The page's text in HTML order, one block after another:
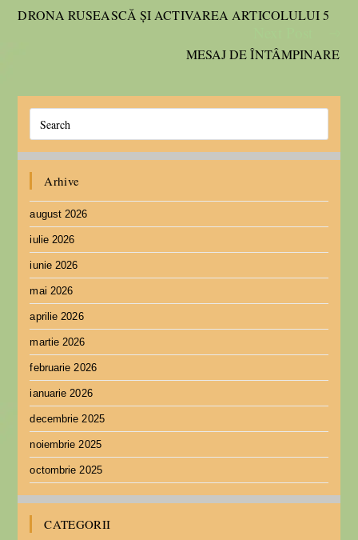
DRONA RUSEASCĂ ȘI ACTIVAREA ARTICOLULUI 5
MESAJ DE ÎNTÂMPINARE
Arhive
august 2026
iulie 2026
iunie 2026
mai 2026
aprilie 2026
martie 2026
februarie 2026
ianuarie 2026
decembrie 2025
noiembrie 2025
octombrie 2025
CATEGORII